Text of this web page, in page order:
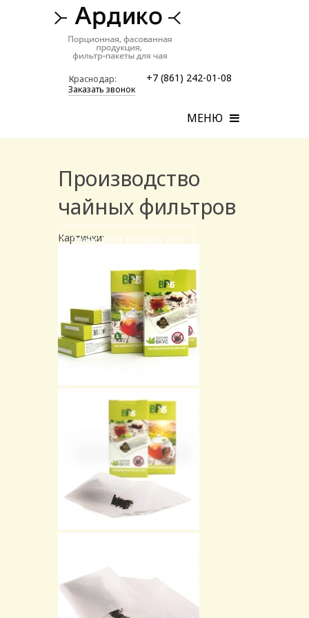
Краснодар: +7 (861) 242-01-08
Заказать звонок
МЕНЮ
Прайс лист скачать PDF
Производство
чайных фильтров
Картинки: